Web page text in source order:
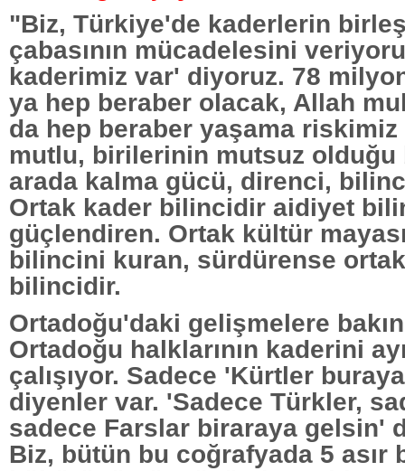
"Biz, Türkiye'de kaderlerin
çabasının mücadelesini
kaderimiz var' diyoruz. 78
ya hep beraber olacak, Allah
da hep beraber yaşama
mutlu, birilerinin mutsuz
arada kalma gücü, direnci,
Ortak kader bilincidir aidiyet
güçlendiren. Ortak kültür
bilincini kuran, sürdürense
bilincidir.
Ortadoğu'daki gelişmelere
Ortadoğu halklarının kaderini
çalışıyor. Sadece 'Kürtler
diyenler var. 'Sadece Türkler,
sadece Farslar biraraya gelsin'
Biz, bütün bu coğrafyada 5 asır